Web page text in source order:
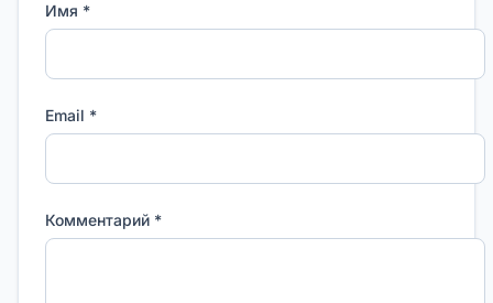
Имя *
Email *
Комментарий *